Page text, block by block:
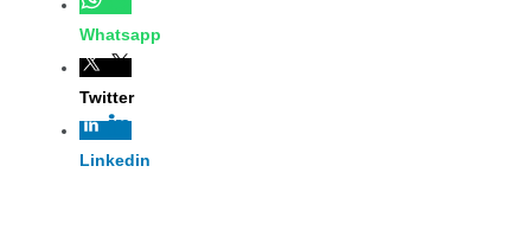
Whatsapp
Twitter
Linkedin